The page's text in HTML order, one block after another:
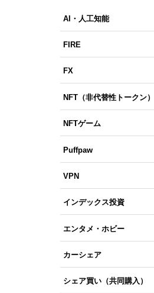
AI・人工知能
FIRE
FX
NFT（非代替性トークン）
NFTゲーム
Puffpaw
VPN
インデックス投資
エンタメ・ホビー
カーシェア
シェア買い（共同購入）